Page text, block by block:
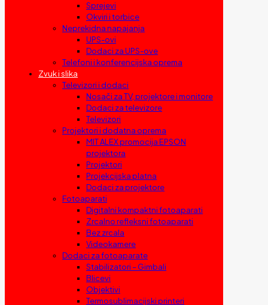
Sprejevi
Okviri i torbice
Neprekidna napajanja
UPS-ovi
Dodaci za UPS-ove
Telefoni i konferencijska oprema
Zvuk i slika
Televizori i dodaci
Nosači za TV, projektore i monitore
Dodaci za televizore
Televizori
Projektori i dodatna oprema
MIT ALEX promocija EPSON
projektora
Projektori
Projekcijska platna
Dodaci za projektore
Fotoaparati
Digitalni kompaktni fotoaparati
Zrcalno refleksni fotoaparati
Bez zrcala
Videokamere
Dodaci za fotoaparate
Stabilizatori – Gimbali
Blicevi
Objektivi
Termosublimacijski printeri